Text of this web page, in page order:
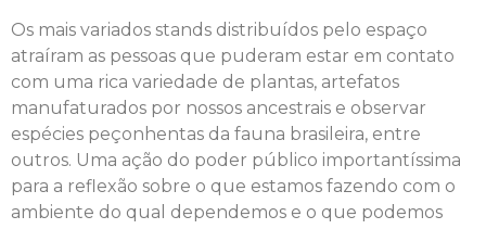
Os mais variados stands distribuídos pelo espaço
atraíram as pessoas que puderam estar em contato
com uma rica variedade de plantas, artefatos
manufaturados por nossos ancestrais e observar
espécies peçonhentas da fauna brasileira, entre
outros. Uma ação do poder público importantíssima
para a reflexão sobre o que estamos fazendo com o
ambiente do qual dependemos e o que podemos